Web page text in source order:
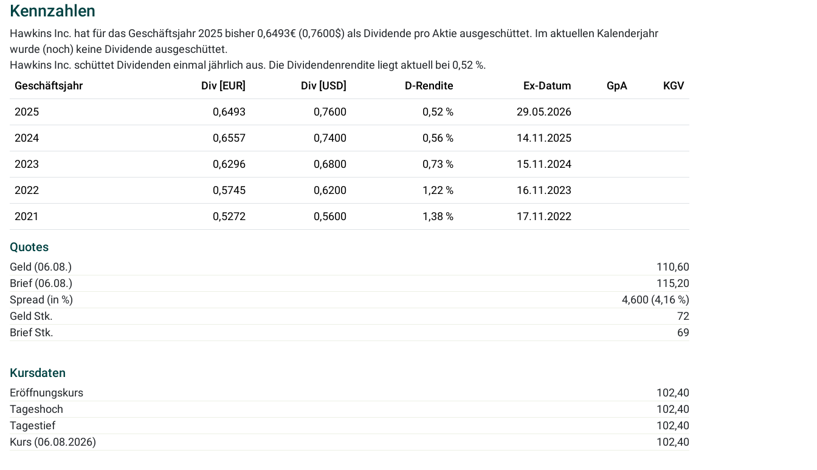
Kennzahlen
Hawkins Inc. hat für das Geschäftsjahr 2025 bisher 0,6493€ (0,7600$) als Dividende pro Aktie ausgeschüttet. Im aktuellen Kalenderjahr
wurde (noch) keine Dividende ausgeschüttet.
Hawkins Inc. schüttet Dividenden einmal jährlich aus. Die Dividendenrendite liegt aktuell bei 0,52 %.
Geschäftsjahr
Div [EUR] Div [USD] D-Rendite Ex-Datum GpA KGV
2025 0,6493 0,7600 0,52 % 29.05.2026
2024 0,6557 0,7400 0,56 % 14.11.2025
2023 0,6296 0,6800 0,73 % 15.11.2024
2022 0,5745 0,6200 1,22 % 16.11.2023
2021 0,5272 0,5600 1,38 % 17.11.2022
Quotes
Geld (06.08.)
110,60
Brief (06.08.)
115,20
Spread (in %)
4,600 (4,16 %)
Geld Stk.
72
Brief Stk.
69
Kursdaten
Eröffnungskurs
102,40
Tageshoch
102,40
Tagestief
102,40
Kurs (06.08.2026)
102,40